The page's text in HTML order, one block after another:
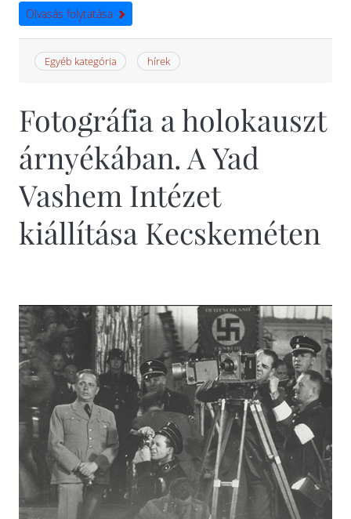
Olvasás folytatása
Egyéb kategória hírek
Fotográfia a holokauszt
árnyékában. A Yad
Vashem Intézet
kiállítása Kecskeméten